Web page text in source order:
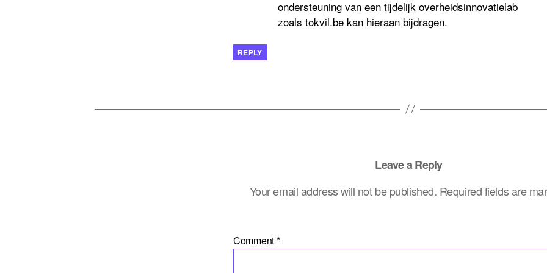
ondersteuning van een tijdelijk overheidsinnovatielab
zoals tokvil.be kan hieraan bijdragen.
REPLY
Leave a Reply
Your email address will not be published. Required fields are
Comment*